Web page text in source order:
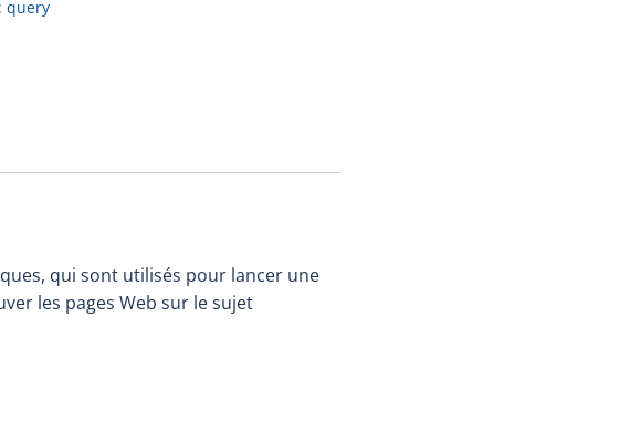
la fiche en
query
qui sont utilisés pour lancer une
les pages Web sur le sujet